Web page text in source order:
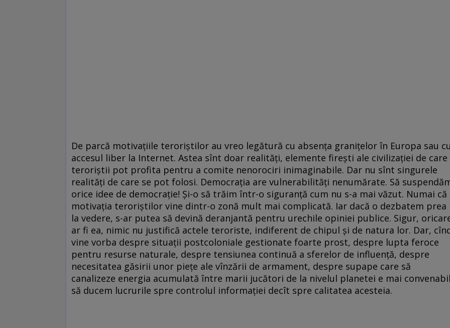
De parcă motivațiile teroriștilor au vreo legătură cu absența granițelor în Europa sau cu
accesul liber la Internet. Astea sînt doar realități, elemente firești ale civilizației de care
teroriștii pot profita pentru a comite nenorociri inimaginabile. Dar nu sînt singurele
realități de care se pot folosi. Democrația are vulnerabilități nenumărate. Să
orice idee de democrație! Și-o să trăim într-o siguranță cum nu s-a mai văzut. Numai că
motivația teroriștilor vine dintr-o zonă mult mai complicată. Iar dacă o dezbatem prea
la vedere, s-ar putea să devină deranjantă pentru urechile opiniei publice. Sigur,
ar fi ea, nimic nu justifică actele teroriste, indiferent de chipul și de natura lor. Dar,
vine vorba despre situații postcoloniale gestionate foarte prost, despre lupta feroce
pentru resurse naturale, despre tensiunea continuă a sferelor de influență, despre
necesitatea găsirii unor piețe ale vînzării de armament, despre supape care să
canalizeze energia acumulată între marii jucători de la nivelul planetei e mai convenabil
să ducem lucrurile spre controlul informației decît spre calitatea acesteia.